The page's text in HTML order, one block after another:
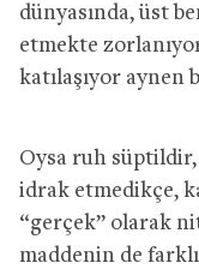
dünyasında, üst
etmekte
katılaşıyor aynen
Oysa ruh
idrak etmedikçe,
“gerçek” olarak
maddenin de